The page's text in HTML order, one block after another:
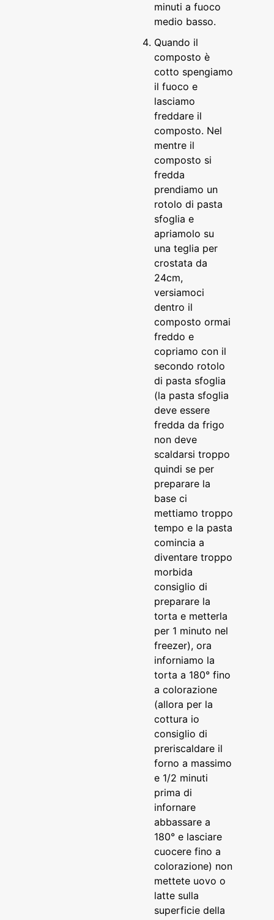
minuti a fuoco
medio basso.
Quando il
composto è
cotto spengiamo
il fuoco e
lasciamo
freddare il
composto. Nel
mentre il
composto si
fredda
prendiamo un
rotolo di pasta
sfoglia e
apriamolo su
una teglia per
crostata da
24cm,
versiamoci
dentro il
composto ormai
freddo e
copriamo con il
secondo rotolo
di pasta sfoglia
(la pasta sfoglia
deve essere
fredda da frigo
non deve
scaldarsi troppo
quindi se per
preparare la
base ci
mettiamo troppo
tempo e la pasta
comincia a
diventare troppo
morbida
consiglio di
preparare la
torta e metterla
per 1 minuto nel
freezer), ora
inforniamo la
torta a 180° fino
a colorazione
(allora per la
cottura io
consiglio di
preriscaldare il
forno a massimo
e 1/2 minuti
prima di
infornare
abbassare a
180° e lasciare
cuocere fino a
colorazione) non
mettete uovo o
latte sulla
superficie della